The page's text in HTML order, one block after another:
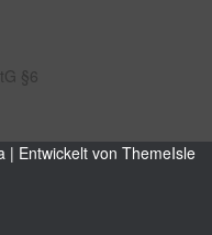
§6
| Entwickelt von ThemeIsle